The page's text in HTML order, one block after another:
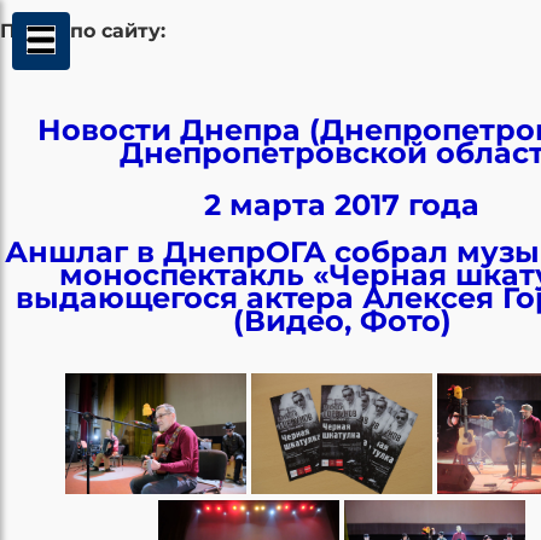
Поиск по сайту:
Новости Днепра
Днепропетровской
2 марта 2017 года
Аншлаг в ДнепрОГА собрал
моноспектакль «Черная
выдающегося актера Алексея
(Видео, Фото)